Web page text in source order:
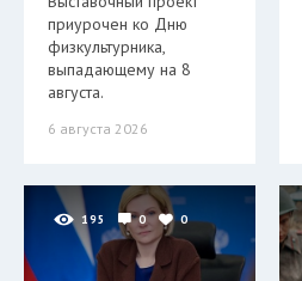
приурочен ко Дню
физкультурника,
выпадающему на 8
августа.
6 августа 2026
195 0 0